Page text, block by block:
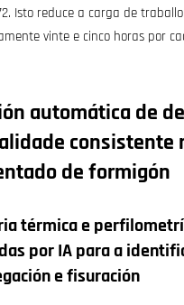
Isto reduce a carga de
vinte e cinco horas por
automática de
consistente
de formigón
térmica e
por IA para a
e fisuración